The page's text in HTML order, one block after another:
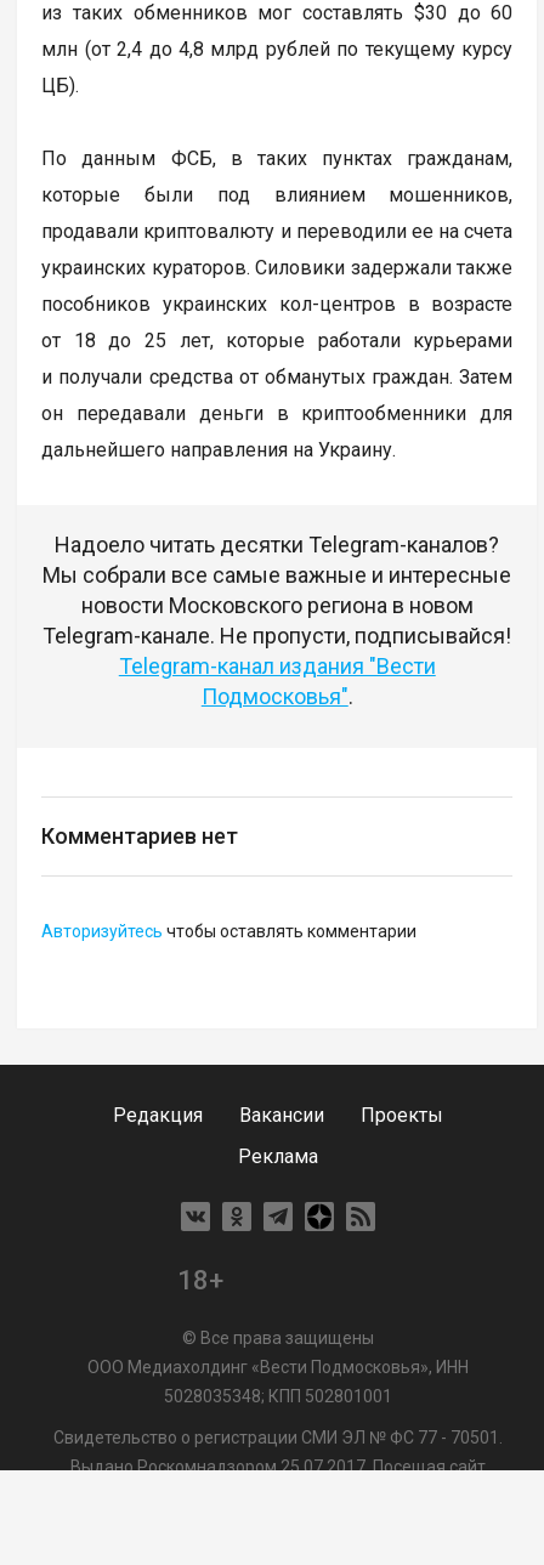
из таких обменников мог составлять $30 до 60
млн (от 2,4 до 4,8 млрд рублей по текущему курсу
ЦБ).
По данным ФСБ, в таких пунктах гражданам,
которые были под влиянием мошенников,
продавали криптовалюту и переводили ее на счета
украинских кураторов. Силовики задержали также
пособников украинских кол-центров в возрасте
от 18 до 25 лет, которые работали курьерами
и получали средства от обманутых граждан. Затем
он передавали деньги в криптообменники для
дальнейшего направления на Украину.
Надоело читать десятки Telegram-каналов?
Мы собрали все самые важные и интересные
новости Московского региона в новом
Telegram-канале. Не пропусти, подписывайся!
Telegram-канал издания "Вести
Подмосковья".
Комментариев нет
Авторизуйтесь чтобы оставлять комментарии
Редакция Вакансии
Проекты
Реклама
18+
© Все права защищены
ООО Медиахолдинг «Вести Подмосковья», ИНН
5028035348; КПП 502801001
Свидетельство о регистрации СМИ ЭЛ № ФС 77 - 70501.
Выдано Роскомнадзором 25.07.2017. Посещая сайт